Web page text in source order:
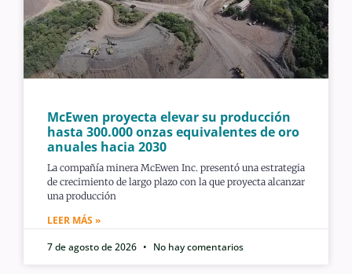
McEwen proyecta elevar su producción
hasta 300.000 onzas equivalentes de oro
anuales hacia 2030
La compañía minera McEwen Inc. presentó una estrategia
de crecimiento de largo plazo con la que proyecta alcanzar
una producción
LEER MÁS »
7 de agosto de 2026
No hay comentarios